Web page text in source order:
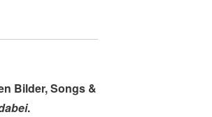
Bilder, Songs &
.